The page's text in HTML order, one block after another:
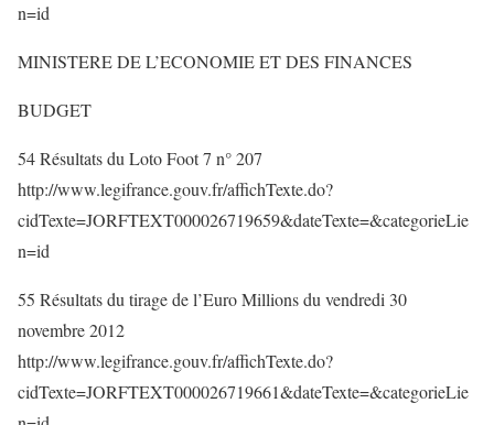
n=id
MINISTERE DE L’ECONOMIE ET DES FINANCES
BUDGET
54 Résultats du Loto Foot 7 n° 207
http://www.legifrance.gouv.fr/affichTexte.do?
cidTexte=JORFTEXT000026719659&dateTexte=&categorieLie
n=id
55 Résultats du tirage de l’Euro Millions du vendredi 30
novembre 2012
http://www.legifrance.gouv.fr/affichTexte.do?
cidTexte=JORFTEXT000026719661&dateTexte=&categorieLie